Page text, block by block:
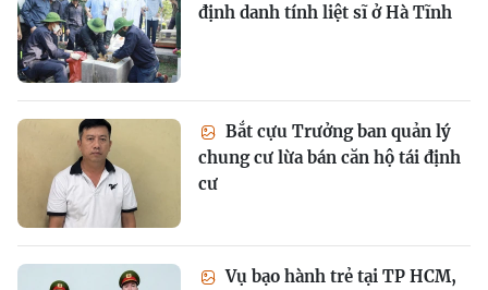
định danh tính liệt sĩ ở Hà Tĩnh
Bắt cựu Trưởng ban quản lý
chung cư lừa bán căn hộ tái định
cư
Vụ bạo hành trẻ tại TP HCM,